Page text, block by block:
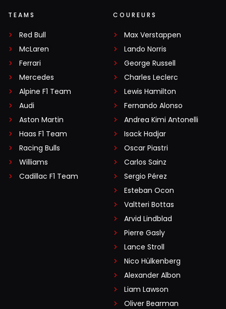
TEAMS
Red Bull
McLaren
Ferrari
Mercedes
Alpine F1 Team
Audi
Aston Martin
Haas F1 Team
Racing Bulls
Williams
Cadillac F1 Team
COUREURS
Max Verstappen
Lando Norris
George Russell
Charles Leclerc
Lewis Hamilton
Fernando Alonso
Andrea Kimi Antonelli
Isack Hadjar
Oscar Piastri
Carlos Sainz
Sergio Pérez
Esteban Ocon
Valtteri Bottas
Arvid Lindblad
Pierre Gasly
Lance Stroll
Nico Hülkenberg
Alexander Albon
Liam Lawson
Oliver Bearman